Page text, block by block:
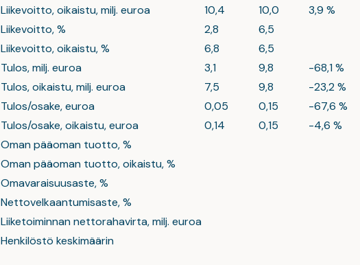
Liikevoitto, oikaistu, milj. euroa
10,4 10,0 3,9 %
Liikevoitto, %
2,8 6,5
Liikevoitto, oikaistu, %
6,8 6,5
Tulos, milj. euroa
3,1 9,8 -68,1 %
Tulos, oikaistu, milj. euroa
7,5 9,8 -23,2 %
Tulos/osake, euroa
0,05 0,15 -67,6 %
Tulos/osake, oikaistu, euroa
0,14 0,15 -4,6 %
Oman pääoman tuotto, %
Oman pääoman tuotto, oikaistu, %
Omavaraisuusaste, %
Nettovelkaantumisaste, %
Liiketoiminnan nettorahavirta, milj. euroa
Henkilöstö keskimäärin